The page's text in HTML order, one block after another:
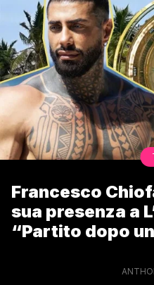
Francesco
sua presenza a
“Partito dopo